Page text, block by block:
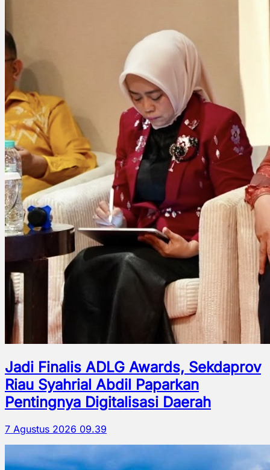
Jadi Finalis ADLG Awards, Sekdaprov
Riau Syahrial Abdil Paparkan
Pentingnya Digitalisasi Daerah
7 Agustus 2026 09.39